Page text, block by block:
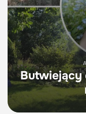
Butwiejący